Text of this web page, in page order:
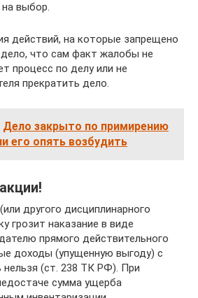
на выбор.
действий, на которые запрещено
что сам факт жалобы не
процесс по делу или не
прекратить дело.
Дело закрыто по примирению
его опять возбудить
другого дисциплинарного
грозит наказание в виде
прямого действительного
доходы (упущенную выгоду) с
нельзя (ст. 238 ТК РФ). При
сумма ущерба